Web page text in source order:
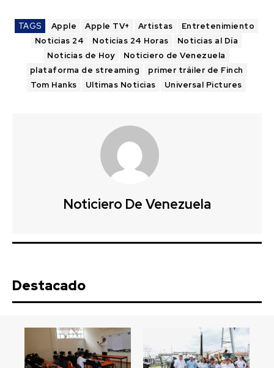
TAGS Apple Apple TV+ Artistas
Entretenimiento
Noticias 24
Noticias 24 Horas
Noticias al Día
Noticias de Hoy
Noticiero de Venezuela
plataforma de streaming
primer tráiler de Finch
Tom Hanks
Ultimas Noticias Universal Pictures
Noticiero De Venezuela
Destacado